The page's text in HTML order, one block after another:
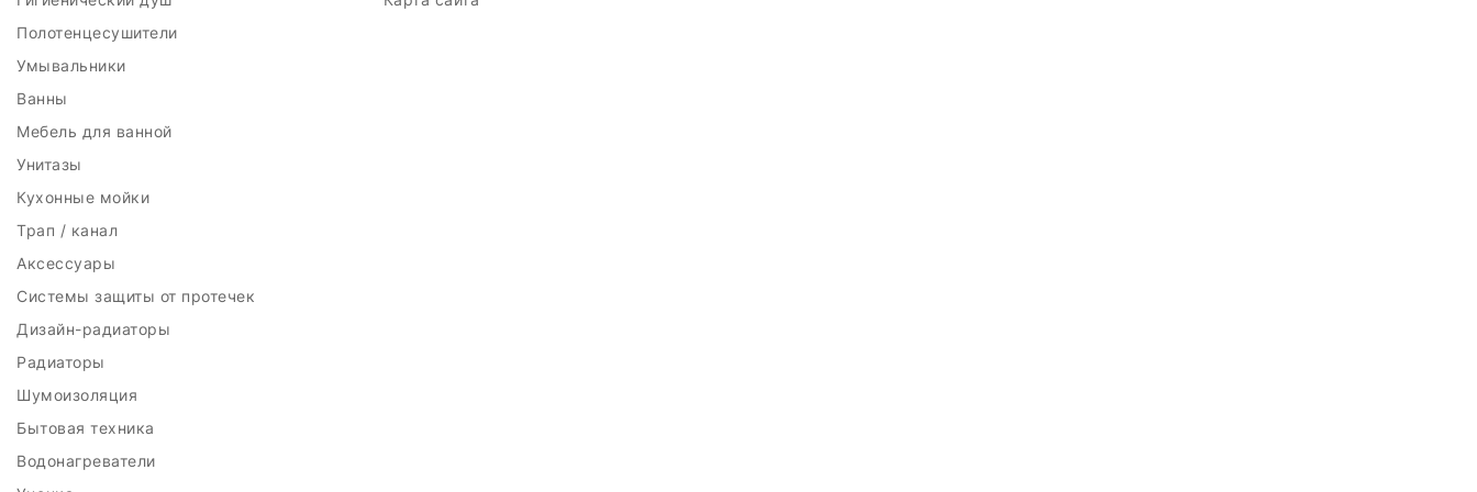
Полотенцесушители
Умывальники
Ванны
Мебель для ванной
Унитазы
Кухонные мойки
Трап / канал
Аксессуары
Системы защиты от протечек
Дизайн-радиаторы
Радиаторы
Шумоизоляция
Бытовая техника
Водонагреватели